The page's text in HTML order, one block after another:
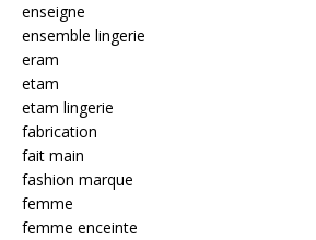
enseigne
ensemble lingerie
eram
etam
etam lingerie
fabrication
fait main
fashion marque
femme
femme enceinte